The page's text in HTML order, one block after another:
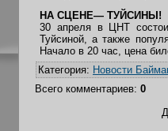
НА СЦЕНЕ— ТУЙСИНЫ!
30 апреля в ЦНТ
Туйсиной, а также
Начало в 20 час, цена
Категория: Новости
Всего комментариев: 0